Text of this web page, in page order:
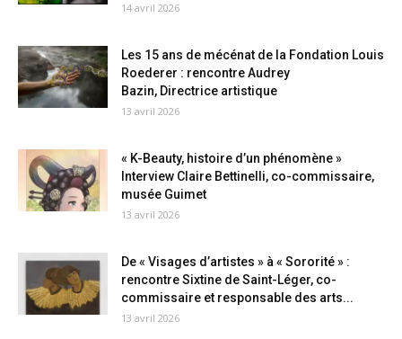
14 avril 2026
Les 15 ans de mécénat de la Fondation Louis
Roederer : rencontre Audrey
Bazin, Directrice artistique
13 avril 2026
« K-Beauty, histoire d’un phénomène »
Interview Claire Bettinelli, co-commissaire,
musée Guimet
13 avril 2026
De « Visages d’artistes » à « Sororité » :
rencontre Sixtine de Saint-Léger, co-
commissaire et responsable des arts...
13 avril 2026